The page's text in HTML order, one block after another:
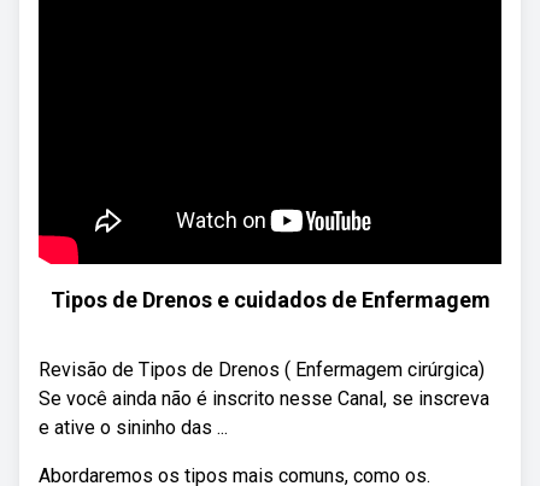
Tipos de Drenos e cuidados de Enfermagem
Revisão de Tipos de Drenos ( Enfermagem cirúrgica)
Se você ainda não é inscrito nesse Canal, se inscreva
e ative o sininho das ...
Abordaremos os tipos mais comuns, como os.